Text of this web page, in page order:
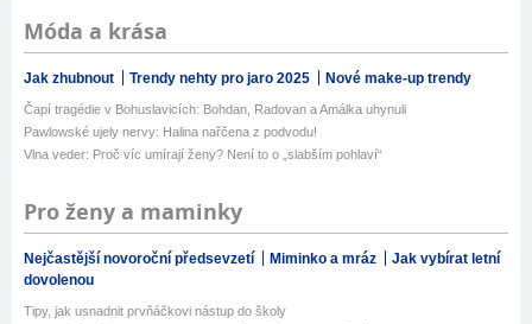
Móda a krása
Jak zhubnout Trendy nehty pro jaro 2025 Nové make-up trendy
Čapí tragédie v Bohuslavicích: Bohdan, Radovan a Amálka uhynuli
Pawlowské ujely nervy: Halina nařčena z podvodu!
Vlna veder: Proč víc umírají ženy? Není to o „slabším pohlaví“
Pro ženy a maminky
Nejčastější novoroční předsevzetí Miminko a mráz
Jak vybírat letní
dovolenou
Tipy, jak usnadnit prvňáčkovi nástup do školy